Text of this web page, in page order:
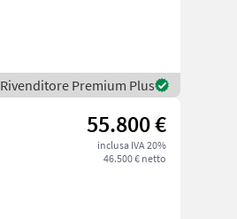
Rivenditore Premium Plus
55.800 €
inclusa IVA 20%
46.500 € netto